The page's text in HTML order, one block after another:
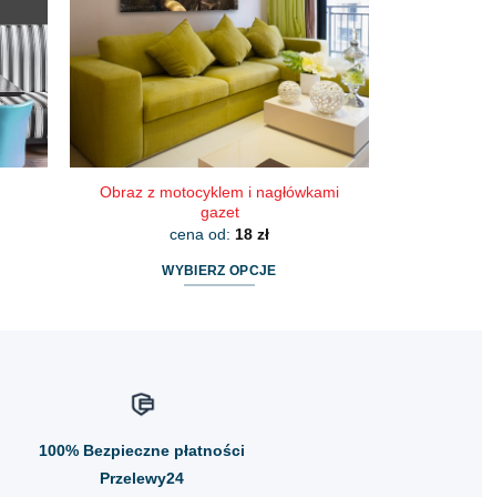
wybrać
na
stronie
produktu
Obraz z motocyklem i nagłówkami
gazet
cena od: 18 zł
WYBIERZ OPCJE
można
100% Bezpieczne płatności
Przelewy24